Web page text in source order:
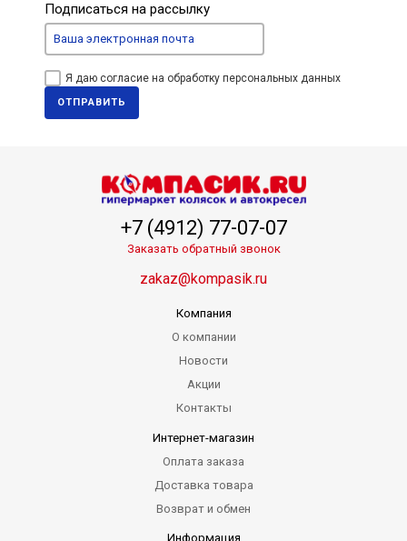
Подписаться на рассылку
Я даю согласие на обработку персональных данных
ОТПРАВИТЬ
+7 (4912) 77-07-07
Заказать обратный звонок
zakaz@kompasik.ru
Компания
О компании
Новости
Акции
Контакты
Интернет-магазин
Оплата заказа
Доставка товара
Возврат и обмен
Информация